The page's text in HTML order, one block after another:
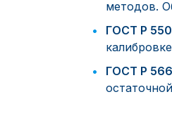
методов.
ГОСТ Р
ГОСТ Р